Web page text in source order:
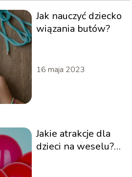
Jak nauczyć dziecko
wiązania butów?
16 maja 2023
Jakie atrakcje dla
dzieci na weselu?